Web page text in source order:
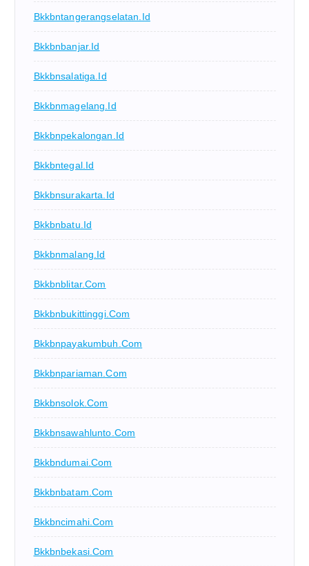
Bkkbntangerangselatan.id
Bkkbnbanjar.id
Bkkbnsalatiga.id
Bkkbnmagelang.id
Bkkbnpekalongan.id
Bkkbntegal.id
Bkkbnsurakarta.id
Bkkbnbatu.id
Bkkbnmalang.id
Bkkbnblitar.com
Bkkbnbukittinggi.com
Bkkbnpayakumbuh.com
Bkkbnpariaman.com
Bkkbnsolok.com
Bkkbnsawahlunto.com
Bkkbndumai.com
Bkkbnbatam.com
Bkkbncimahi.com
Bkkbnbekasi.com